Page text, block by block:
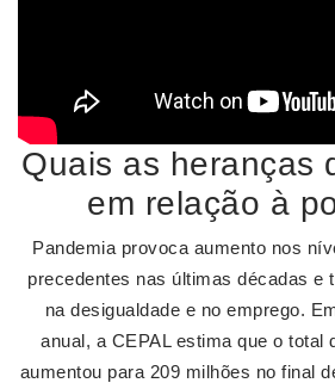
Quais as heranças
em relação à
Pandemia provoca aumento nos
precedentes nas últimas décadas e
na desigualdade e no emprego.
anual, a CEPAL estima que o total
aumentou para 209 milhões no final